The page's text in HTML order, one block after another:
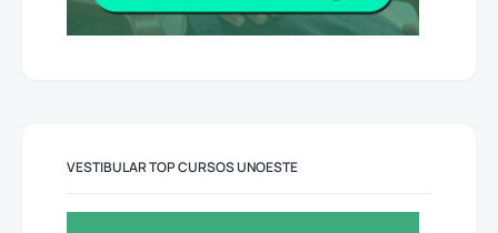
VESTIBULAR TOP CURSOS UNOESTE